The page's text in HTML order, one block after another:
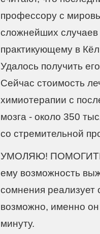
профессору с
сложнейших
практикующему в
Удалось получить
Сейчас стоимость
химиотерапии с
мозга - около 350
со стремительной
УМОЛЯЮ! ПОМОГИТЕ
ему возможность
сомнения реализует
возможно, именно
минуту.